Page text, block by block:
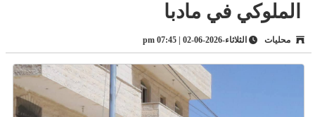
الملوكي في مادبا
محليات الثلاثاء-2026-06-02 | 07:45 pm